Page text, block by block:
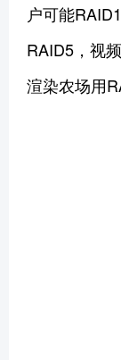
户可能
RAID5，视
渲染农场用